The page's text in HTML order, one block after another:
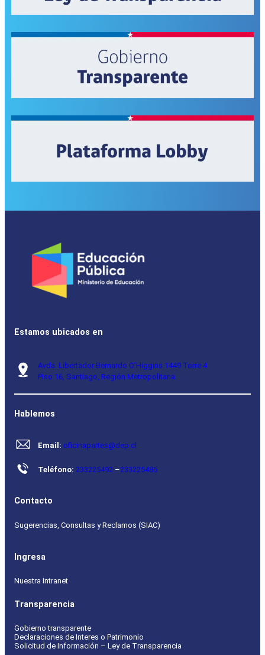
Estamos ubicados en
Avda. Libertador Bernardo O’Higgins 1449 Torre 4
Piso 16, Santiago, Región Metropolitana.
Hablemos
Email: oficinapartes@dep.cl
Teléfono: 233225492 –233225485
Contacto
Sugerencias, Consultas y Reclamos (SIAC)
Ingresa
Nuestra Intranet
Transparencia
Gobierno transparente
Declaraciones de Interes o Patrimonio
Solicitud de Información – Ley de Transparencia